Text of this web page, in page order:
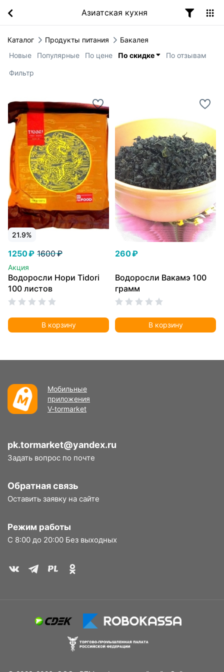
Азиатская кухня
Каталог Продукты питания
Бакалея
Новые
Популярные По цене По скидке По отзывам
Фильтр
21.9%
1250 ₽ 1600 ₽
Акция
Водоросли Нори Tidori
100 листов
В корзину
260 ₽
Водоросли Вакамэ 100
грамм
В корзину
Мобильные
приложения
V-tormarket
pk.tormarket@yandex.ru
Задать вопрос по почте
Обратная связь
Оставить заявку на сайте
Режим работы
С 8:00 до 20:00 Без выходных